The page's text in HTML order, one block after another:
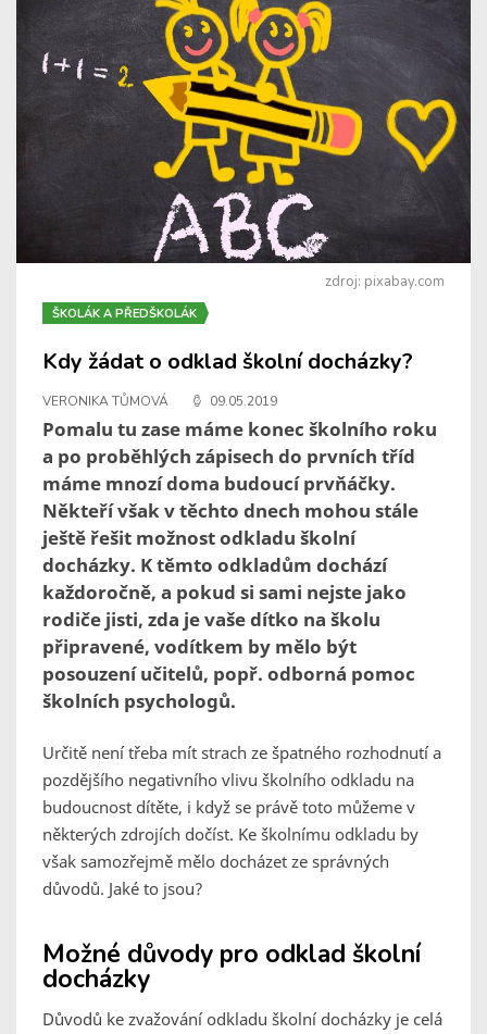
zdroj: pixabay.com
ŠKOLÁK A PŘEDŠKOLÁK
Kdy žádat o odklad školní docházky?
VERONIKA TŮMOVÁ 09.05.2019
Pomalu tu zase máme konec školního roku
a po proběhlých zápisech do prvních tříd
máme mnozí doma budoucí prvňáčky.
Někteří však v těchto dnech mohou stále
ještě řešit možnost odkladu školní
docházky. K těmto odkladům dochází
každoročně, a pokud si sami nejste jako
rodiče jisti, zda je vaše dítko na školu
připravené, vodítkem by mělo být
posouzení učitelů, popř. odborná pomoc
školních psychologů.
Určitě není třeba mít strach ze špatného rozhodnutí a
pozdějšího negativního vlivu školního odkladu na
budoucnost dítěte, i když se právě toto můžeme v
některých zdrojích dočíst. Ke školnímu odkladu by
však samozřejmě mělo docházet ze správných
důvodů. Jaké to jsou?
Možné důvody pro odklad školní
docházky
Důvodů ke zvažování odkladu školní docházky je celá